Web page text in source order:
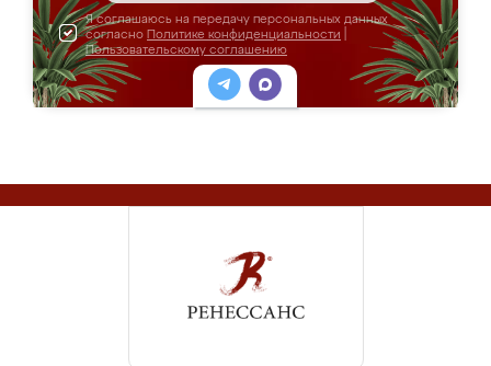
Я соглашаюсь на передачу персональных данных
согласно Политике конфиденциальности
Пользовательскому соглашению